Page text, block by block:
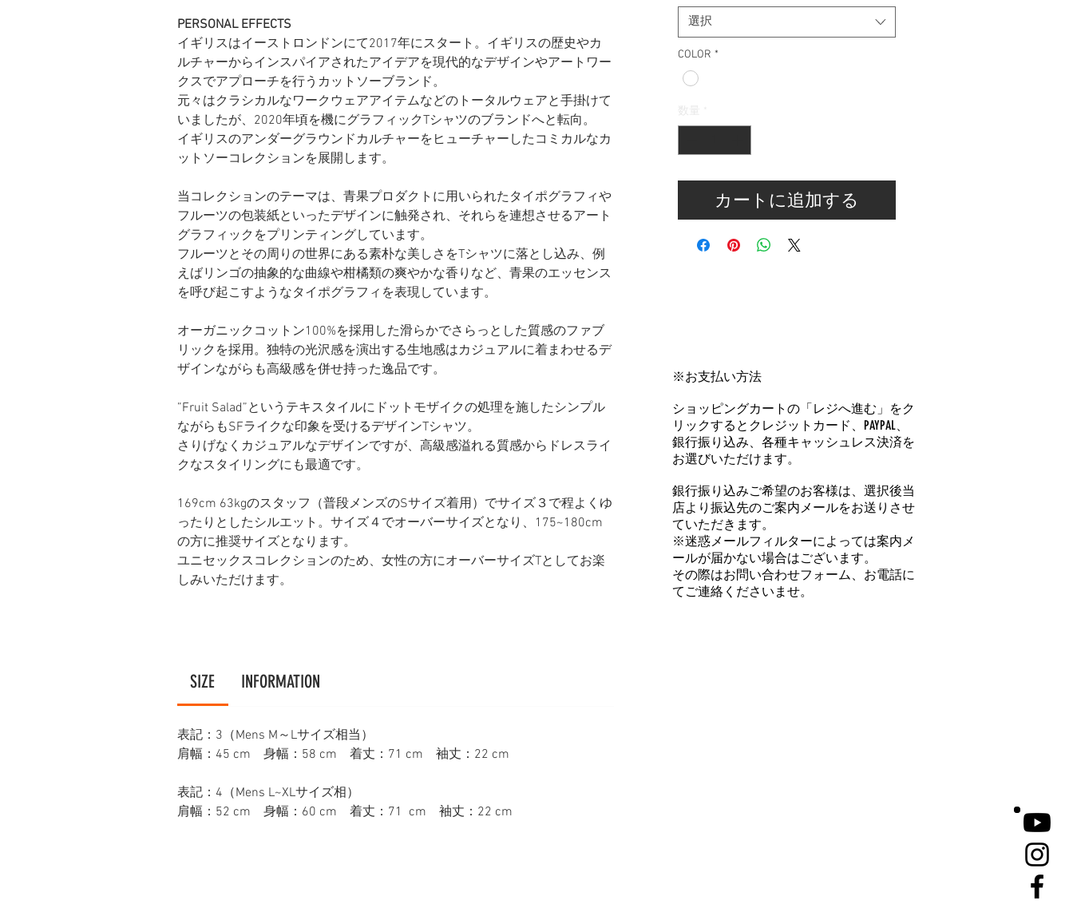
PERSONAL EFFECTS
イギリスはイーストロンドンにて2017年にスタート。イギリスの歴史やカ
ルチャーからインスパイアされたアイデアを現代的なデザインやアートワー
クスでアプローチを行うカットソーブランド。
元々はクラシカルなワークウェアアイテムなどのトータルウェアと手掛けて
いましたが、2020年頃を機にグラフィックTシャツのブランドへと転向。
イギリスのアンダーグラウンドカルチャーをヒューチャーしたコミカルなカ
ットソーコレクションを展開します。
当コレクションのテーマは、青果プロダクトに用いられたタイポグラフィや
フルーツの包装紙といったデザインに触発され、それらを連想させるアート
グラフィックをプリンティングしています。
フルーツとその周りの世界にある素朴な美しさをTシャツに落とし込み、例
えばリンゴの抽象的な曲線や柑橘類の爽やかな香りなど、青果のエッセンス
を呼び起こすようなタイポグラフィを表現しています。
オーガニックコットン100%を採用した滑らかでさらっとした質感のファブ
リックを採用。独特の光沢感を演出する生地感はカジュアルに着まわせるデ
ザインながらも高級感を併せ持った逸品です。
”Fruit Salad”というテキスタイルにドットモザイクの処理を施したシンプル
ながらもSFライクな印象を受けるデザインTシャツ。
さりげなくカジュアルなデザインですが、高級感溢れる質感からドレスライ
クなスタイリングにも最適です。
169cm 63kgのスタッフ（普段メンズのSサイズ着用）で​サイズ３で程よくゆ
ったりとしたシルエット。サイズ４でオーバーサイズとなり、175~180cm
の方に推奨サイズとなります。
ユニセックスコレクションのため、女性の方にオーバーサイズTとしてお楽
しみいただけます。
SIZE INFORMATION
表記：3（Mens M～Lサイズ相当）
肩幅：45 cm 身幅：58 cm 着丈：71 cm 袖丈：22 cm
表記：4（Mens L~XLサイズ相）
肩幅：52 cm 身幅：60 cm 着丈：71 cm 袖丈：22 cm
選択
COLOR *
カートに追加する
※お支払い方法
ショッピングカートの「レジへ進む」をク
リックするとクレジットカード、PAYPAL、
銀行振り込み、各種キャッシュレス決済を
お選びいただけます。
銀行振り込みご希望のお客様は、選択後当
店より振込先のご案内メールをお送りさせ
ていただきます。
※迷惑メールフィルターによっては案内メ
ールが届かない場合はございます。
その際はお問い合わせフォーム、お電話に
てご連絡くださいませ。